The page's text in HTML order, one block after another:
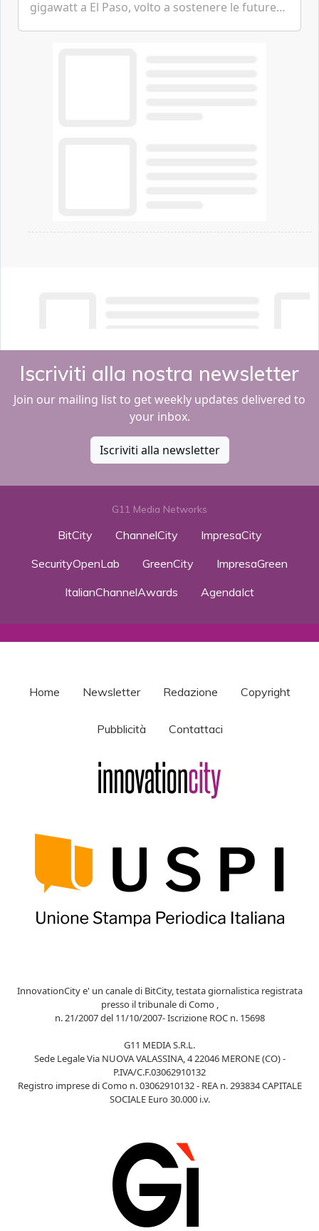
gigawatt a El Paso, volto a sostenere le future
Iscriviti alla nostra newsletter
Join our mailing list to get weekly updates delivered to
your inbox.
Iscriviti alla newsletter
G11 Media Networks
BitCity ChannelCity
ImpresaCity
SecurityOpenLab
GreenCity
ImpresaGreen
ItalianChannelAwards
AgendaIct
Home Newsletter Redazione Copyright
Pubblicità Contattaci
InnovationCity e' un canale di BitCity, testata giornalistica registrata
presso il tribunale di Como ,
n. 21/2007 del 11/10/2007- Iscrizione ROC n. 15698
G11 MEDIA S.R.L.
Sede Legale Via NUOVA VALASSINA, 4 22046 MERONE (CO) -
P.IVA/C.F.03062910132
Registro imprese di Como n. 03062910132 - REA n. 293834 CAPITALE
SOCIALE Euro 30.000 i.v.